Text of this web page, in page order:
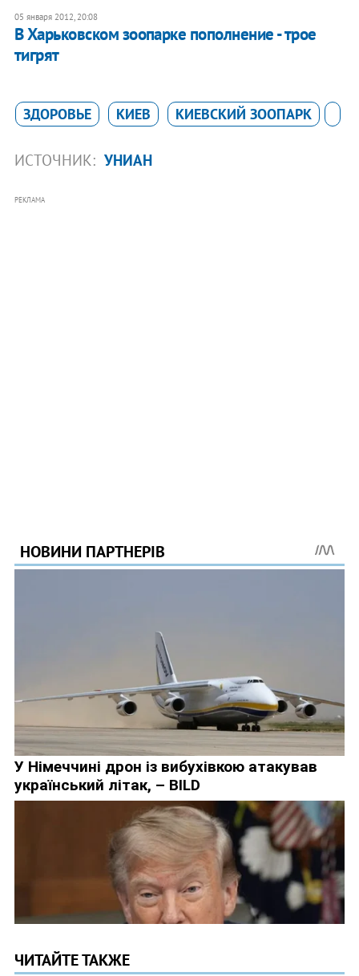
05 января 2012, 20:08
В Харьковском зоопарке пополнение - трое
тигрят
ЗДОРОВЬЕ КИЕВ КИЕВСКИЙ ЗООПАРК
ИСТОЧНИК: УНИАН
РЕКЛАМА
ЧИТАЙТЕ ТАКЖЕ